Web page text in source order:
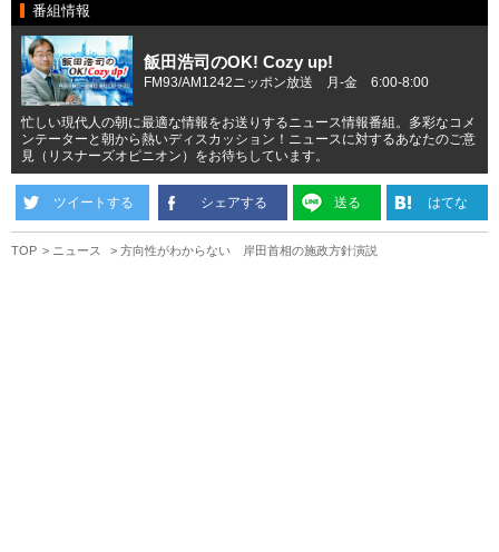
番組情報
飯田浩司のOK! Cozy up!
FM93/AM1242ニッポン放送 月-金 6:00-8:00
忙しい現代人の朝に最適な情報をお送りするニュース情報番組。多彩なコメ
ンテーターと朝から熱いディスカッション！ニュースに対するあなたのご意
見（リスナーズオピニオン）をお待ちしています。
ツイートする シェアする 送る はてな
TOP ニュース 方向性がわからない 岸田首相の施政方針演説